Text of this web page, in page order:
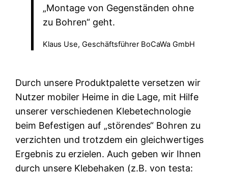
„Montage von Gegenständen ohne
zu Bohren“ geht.
Klaus Use, Geschäftsführer BoCaWa GmbH
Durch unsere Produktpalette versetzen wir
Nutzer mobiler Heime in die Lage, mit Hilfe
unserer verschiedenen Klebetechnologie
beim Befestigen auf „störendes“ Bohren zu
verzichten und trotzdem ein gleichwertiges
Ergebnis zu erzielen. Auch geben wir Ihnen
durch unsere Klebehaken (z.B. von testa: